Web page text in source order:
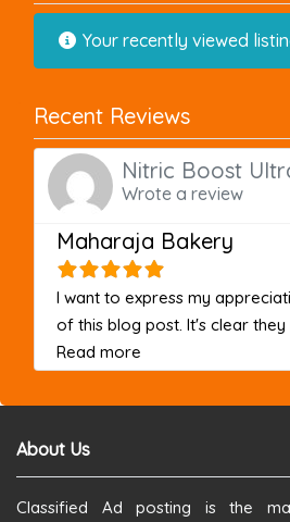
Your recently viewed
Recent Reviews
Nitric Boost
Wrote a review
Maharaja Bakery
I want to express my
of this blog post. It's clear they
Read more
About Us
Classified Ad posting is the